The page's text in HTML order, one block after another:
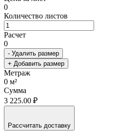
0
Количество листов
Расчет
0
- Удалить размер
+ Добавить размер
Метраж
0 м²
Сумма
3 225.00 ₽
Рассчитать доставку